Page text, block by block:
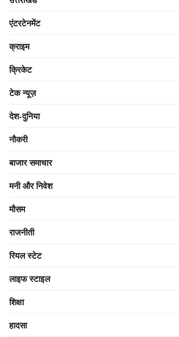
एंटरटेनमेंट
क्राइम
क्रिकेट
टेक न्यूज़
देश-दुनिया
नौकरी
बाजार समाचार
मनी और निवेश
मौसम
राजनीती
रियल स्टेट
लाइफ स्टाइल
शिक्षा
हादसा